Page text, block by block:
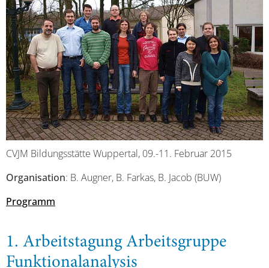
CVJM Bildungsstätte Wuppertal, 09.-11. Februar 2015
Organisation: B. Augner, B. Farkas, B. Jacob (BUW)
Programm
1. Arbeitstagung Arbeitsgruppe
Funktionalanalysis